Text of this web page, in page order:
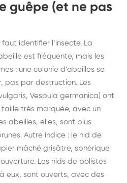
guêpe (et ne pas
identifier l’insecte. La
est fréquente, mais les
: une colonie d’abeilles se
pas par destruction. Les
Vespula germanica) ont
très marquée, avec un
abeilles, elles, sont plus
Autre indice : le nid de
mâché grisâtre, sphérique
Les nids de polistes
eux, sont ouverts, avec des